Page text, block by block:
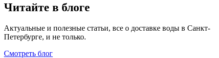
Читайте в блоге
Актуальные и полезные статьи, все о доставке воды в Санкт-
Петербурге, и не только.
Смотреть блог